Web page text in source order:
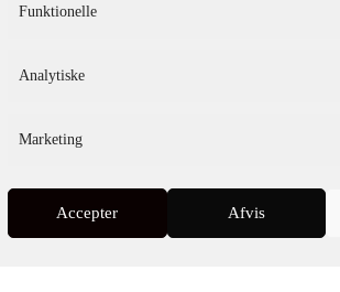
Funktionelle
Analytiske
Marketing
Accepter Afvis